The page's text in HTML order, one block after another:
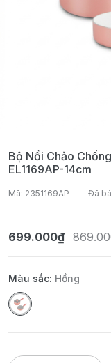
Bộ Nồi Chảo
EL1169AP-14cm
Mã: 2351169AP Đã
699.000₫
Màu sắc: Hồng